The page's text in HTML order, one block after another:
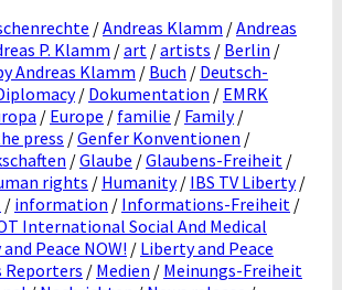
/Andreas Klamm /Andreas
P. Klamm /art /artists / Berlin /
Andreas Klamm / Buch / Deutsch-
/ Dokumentation / EMRK
/ Europe / familie / Family/
press /Genfer Konventionen /
/Glaube /Glaubens-Freiheit /
rights / Humanity/ IBS TV Liberty/
/ information / Informations-Freiheit /
International Social And Medical
Peace NOW! / Liberty and Peace
Reporters / Medien / Meinungs-Freiheit